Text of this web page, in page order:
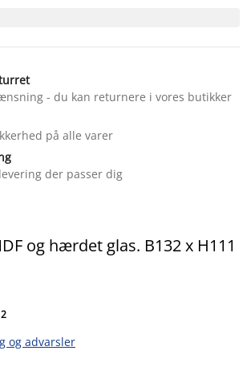
- du kan returnere i vores butikker
på alle varer
der passer dig
og hærdet glas. B132 x H111
og advarsler